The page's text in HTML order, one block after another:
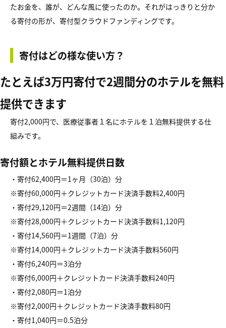
たお金を、誰が、どんな風に使ったのか。それがはっきりと分か
る寄付の形が、寄付型クラウドファンディングです。
寄付はどの様な使い方？
たとえば3万円寄付で2週間分のホテルを無料
提供できます
寄付2,000円で、医療従事者１名にホテルを１泊無料提供する仕
組みです。
寄付額とホテル無料提供日数
・寄付62,400円＝1ヶ月（30泊）分
※寄付60,000円＋クレジットカード決済手数料2,400円
・寄付29,120円＝2週間（14泊）分
※寄付28,000円＋クレジットカード決済手数料1,120円
・寄付14,560円＝1週間（7泊）分
※寄付14,000円＋クレジットカード決済手数料560円
・寄付6,240円＝3泊分
※寄付6,000円＋クレジットカード決済手数料240円
・寄付2,080円＝1泊分
※寄付2,000円＋クレジットカード決済手数料80円
・寄付1,040円＝0.5泊分